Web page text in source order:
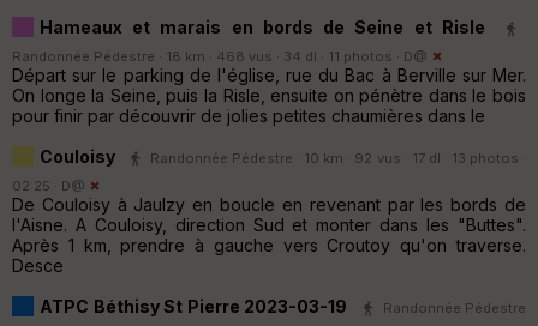
Hameaux et marais en bords de Seine et Risle
Randonnée Pédestre · 18 km · 468 vus · 34 dl · 11 photos · D@
Départ sur le parking de l'église, rue du Bac à Berville sur Mer.
On longe la Seine, puis la Risle, ensuite on pénètre dans le bois
pour finir par découvrir de jolies petites chaumières dans le
Couloisy
Randonnée Pédestre · 10 km · 92 vus · 17 dl · 13 photos ·
02:25 · D@
De Couloisy à Jaulzy en boucle en revenant par les bords de
l'Aisne. A Couloisy, direction Sud et monter dans les "Buttes".
Après 1 km, prendre à gauche vers Croutoy qu'on traverse.
Desce
ATPC Béthisy St Pierre 2023-03-19
Randonnée Pédestre